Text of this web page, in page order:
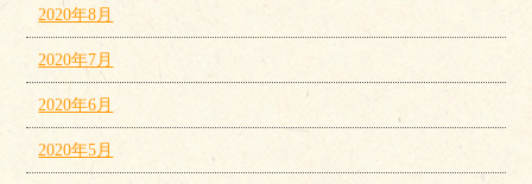
2020年8月
2020年7月
2020年6月
2020年5月